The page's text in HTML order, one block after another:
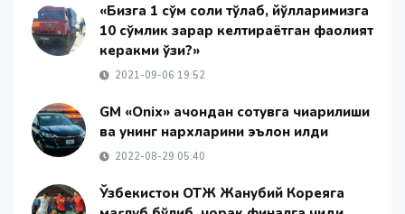
«Бизга 1 сўм солиқ тўлаб, йўлларимизга
10 сўмлик зарар келтираётган фаолият
керакми ўзи?»
2021-09-06 19:52
GM «Onix» қачондан сотувга чиқарилиши
ва унинг нархларини эълон қилди
2022-08-29 05:40
Ўзбекистон ОТЖ Жанубий Кореяга